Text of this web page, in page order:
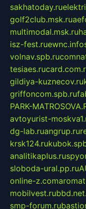
sakhatoday.ru
golf2club.msk.ru
multimodal.msk.ru
isz-fest.ruewnc.info
volnav.spb.ru
tesiaes.ru
gildiya-kuznecov.ru
griffoncom.spb.ru
PARK-
avtoyurist-
dg-lab.ruangrup.ru
krsk124.ru
analitikaplus.ru
sloboda-ural.pp.ru
online-z.com
mobilvest.ru
smp-forum.ru